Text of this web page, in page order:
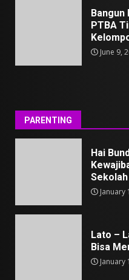
Bangun
PTBA
June 9,
PARENTING
Hai
Sekolah
January
Lato –
Bisa
January